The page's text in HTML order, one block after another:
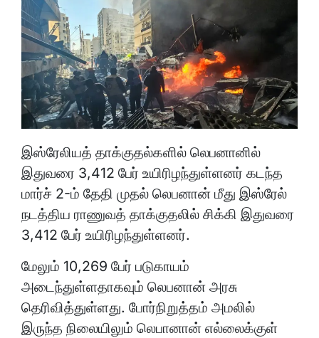
இஸ்ரேலியத் தாக்குதல்களில் லெபனானில்
இதுவரை 3,412 பேர் உயிரிழந்துள்ளனர் கடந்த
மார்ச் 2-ம் தேதி முதல் லெபனான் மீது இஸ்ரேல்
நடத்திய ராணுவத் தாக்குதலில் சிக்கி இதுவரை
3,412 பேர் உயிரிழந்துள்ளனர்.
மேலும் 10,269 பேர் படுகாயம்
அடைந்துள்ளதாகவும் லெபனான் அரசு
தெரிவித்துள்ளது. போர்நிறுத்தம் அமலில்
இருந்த நிலையிலும் லெபானான் எல்லைக்குள்